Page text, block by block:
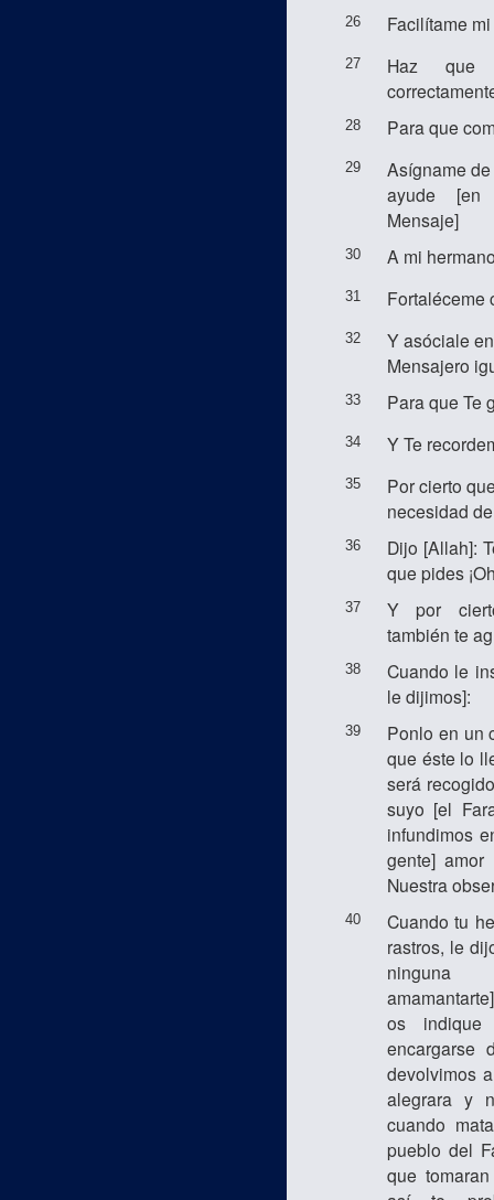
26 Facilítame
27
Haz que
28 Para que
29
Asígname
ayude
Mensaje]
30 A mi
31 Fortaléceme
32
Y asóciale
Mensajero
33 Para que Te
34 Y Te
35
Por cierto
necesidad
36
Dijo [Allah]:
que pides
37
Y por
también te
38
Cuando le
le dijimos]:
39
Ponlo en un
que éste lo
será
suyo [el
infundimos
gente]
Nuestra
40
Cuando tu
rastros, le
os indique
encargarse
devolvimos
alegrara y
cuando
pueblo del
que